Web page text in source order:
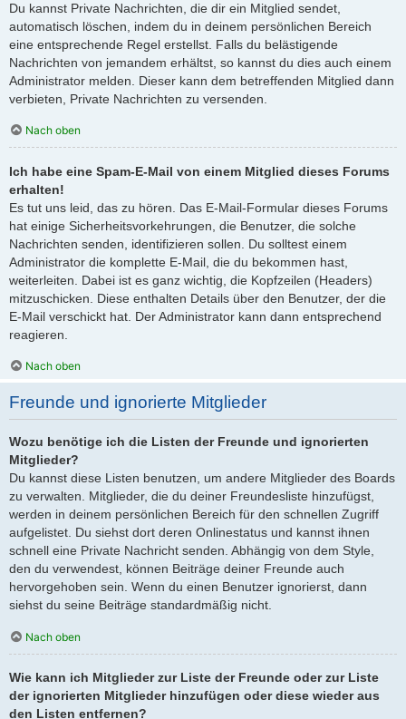
Du kannst Private Nachrichten, die dir ein Mitglied sendet,
automatisch löschen, indem du in deinem persönlichen Bereich
eine entsprechende Regel erstellst. Falls du belästigende
Nachrichten von jemandem erhältst, so kannst du dies auch einem
Administrator melden. Dieser kann dem betreffenden Mitglied dann
verbieten, Private Nachrichten zu versenden.
Nach oben
Ich habe eine Spam-E-Mail von einem Mitglied dieses Forums
erhalten!
Es tut uns leid, das zu hören. Das E-Mail-Formular dieses Forums
hat einige Sicherheitsvorkehrungen, die Benutzer, die solche
Nachrichten senden, identifizieren sollen. Du solltest einem
Administrator die komplette E-Mail, die du bekommen hast,
weiterleiten. Dabei ist es ganz wichtig, die Kopfzeilen (Headers)
mitzuschicken. Diese enthalten Details über den Benutzer, der die
E-Mail verschickt hat. Der Administrator kann dann entsprechend
reagieren.
Nach oben
Freunde und ignorierte Mitglieder
Wozu benötige ich die Listen der Freunde und ignorierten
Mitglieder?
Du kannst diese Listen benutzen, um andere Mitglieder des Boards
zu verwalten. Mitglieder, die du deiner Freundesliste hinzufügst,
werden in deinem persönlichen Bereich für den schnellen Zugriff
aufgelistet. Du siehst dort deren Onlinestatus und kannst ihnen
schnell eine Private Nachricht senden. Abhängig von dem Style,
den du verwendest, können Beiträge deiner Freunde auch
hervorgehoben sein. Wenn du einen Benutzer ignorierst, dann
siehst du seine Beiträge standardmäßig nicht.
Nach oben
Wie kann ich Mitglieder zur Liste der Freunde oder zur Liste
der ignorierten Mitglieder hinzufügen oder diese wieder aus
den Listen entfernen?